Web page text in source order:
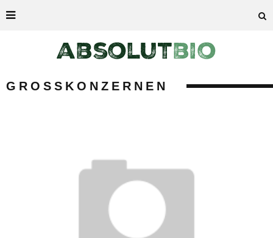
GROSSKONZERNEN